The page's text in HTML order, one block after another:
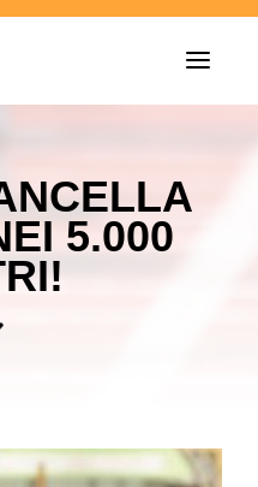
T
g
a
5.000